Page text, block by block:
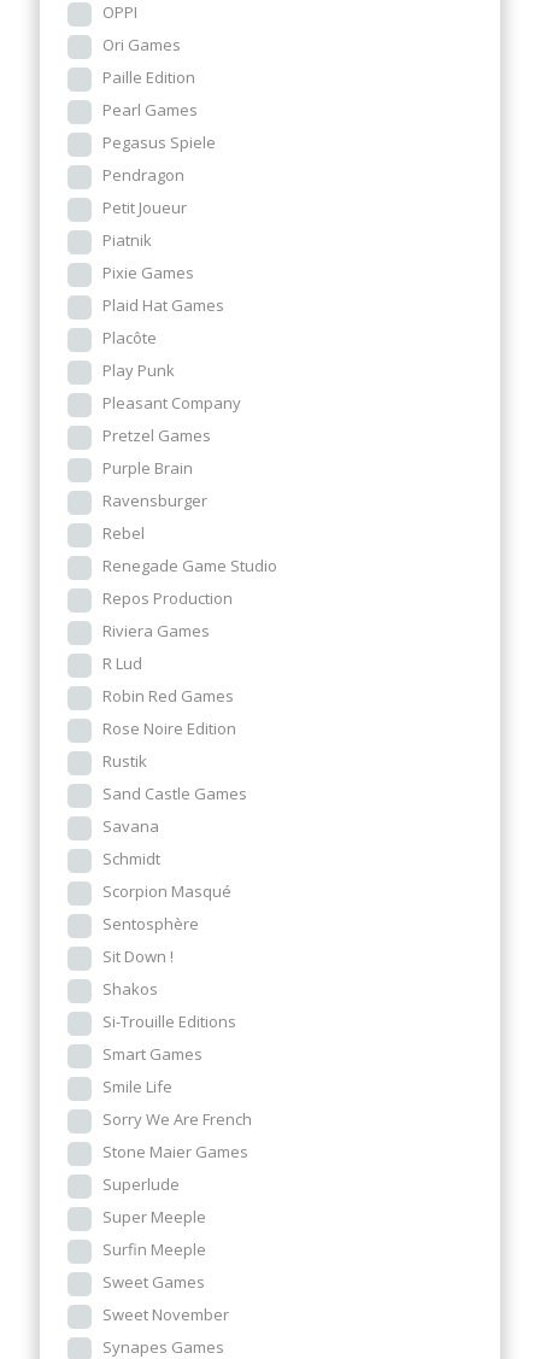
OPPI
Ori Games
Paille Edition
Pearl Games
Pegasus Spiele
Pendragon
Petit Joueur
Piatnik
Pixie Games
Plaid Hat Games
Placôte
Play Punk
Pleasant Company
Pretzel Games
Purple Brain
Ravensburger
Rebel
Renegade Game Studio
Repos Production
Riviera Games
R Lud
Robin Red Games
Rose Noire Edition
Rustik
Sand Castle Games
Savana
Schmidt
Scorpion Masqué
Sentosphère
Sit Down !
Shakos
Si-Trouille Editions
Smart Games
Smile Life
Sorry We Are French
Stone Maier Games
Superlude
Super Meeple
Surfin Meeple
Sweet Games
Sweet November
Synapes Games